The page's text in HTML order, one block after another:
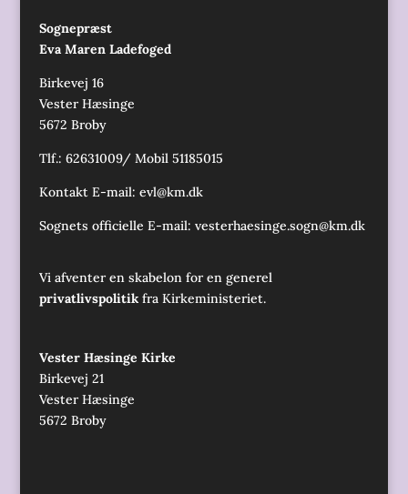
Sognepræst
Eva Maren Ladefoged
Birkevej 16
Vester Hæsinge
5672 Broby
Tlf.: 62631009/ Mobil 51185015
Kontakt E-mail: evl@km.dk
Sognets officielle E-mail: vesterhaesinge.sogn@km.dk
Vi afventer en skabelon for en generel
privatlivspolitikfra Kirkeministeriet.
Vester Hæsinge Kirke
Birkevej 21
Vester Hæsinge
5672 Broby